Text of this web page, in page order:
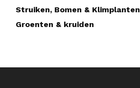
Struiken, Bomen & Klimplanten
Groenten & kruiden